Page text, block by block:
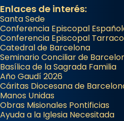
Enlaces de interés:
Santa Sede
Conferencia Episcopal
Conferencia Episcopal
Catedral de Barcelona
Seminario Conciliar de
Basílica de la Sagrada Familia
Año Gaudí 2026
Cáritas Diocesana de
Manos Unidas
Obras Misionales Pontificias
Ayuda a la Iglesia Necesitada